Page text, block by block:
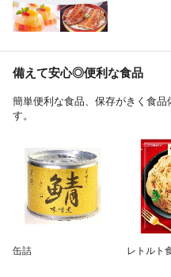
備えて安心◎便利な食品
簡単便利な食品、保存がきく食
す。
缶詰 レトルト